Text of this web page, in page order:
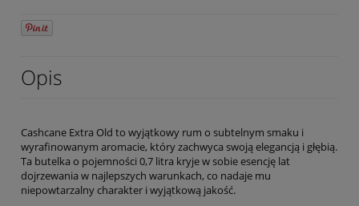
Opis
Cashcane Extra Old to wyjątkowy rum o subtelnym smaku i
wyrafinowanym aromacie, który zachwyca swoją elegancją i głębią.
Ta butelka o pojemności 0,7 litra kryje w sobie esencję lat
dojrzewania w najlepszych warunkach, co nadaje mu
niepowtarzalny charakter i wyjątkową jakość.